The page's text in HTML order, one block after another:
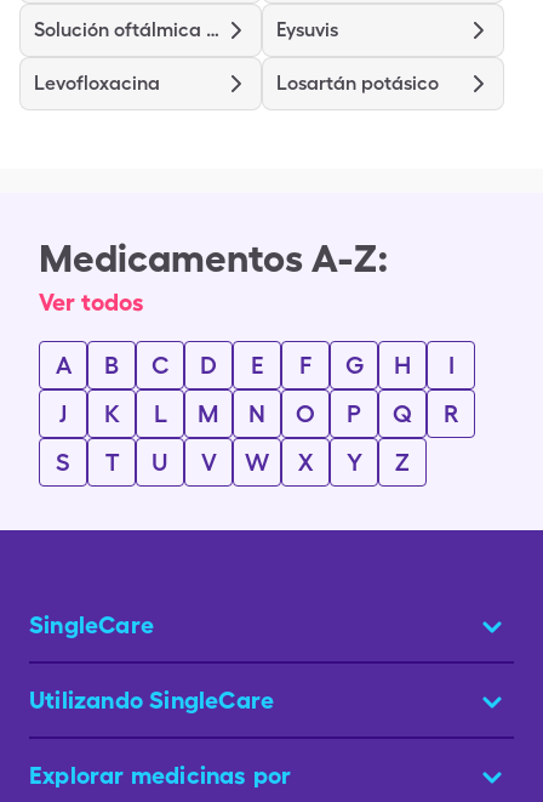
Solución oftálmica de Bimatoprost Eysuvis
Levofloxacina Losartán potásico
Medicamentos A-Z:
Ver todos
A B C D E F G H
I
J
K L M N O P Q
R
S
T U V W X Y Z
SingleCare
Utilizando SingleCare
Explorar medicinas por